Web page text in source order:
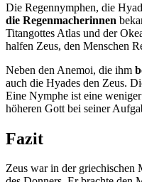
Die Regennymphen, die
die Regenmacherinnen
Titangottes Atlas und der
halfen Zeus, den Menschen
Neben den Anemoi, die ihm
auch die Hyades den Zeus.
Eine Nymphe ist eine
höheren Gott bei seiner
Fazit
Zeus war in der griechischen